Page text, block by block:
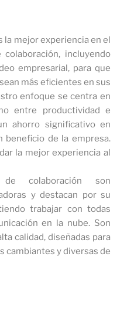
mejor experiencia en el
incluyendo
empresarial, para que
más eficientes en sus
enfoque se centra en
entre productividad e
ahorro significativo en
de la empresa.
la mejor experiencia al
de colaboración son
y destacan por su
trabajar con todas
en la nube. Son
calidad, diseñadas para
cambiantes y diversas de